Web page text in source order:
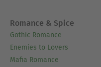
Romance & Spice
Gothic Romance
Enemies to Lovers
Mafia Romance